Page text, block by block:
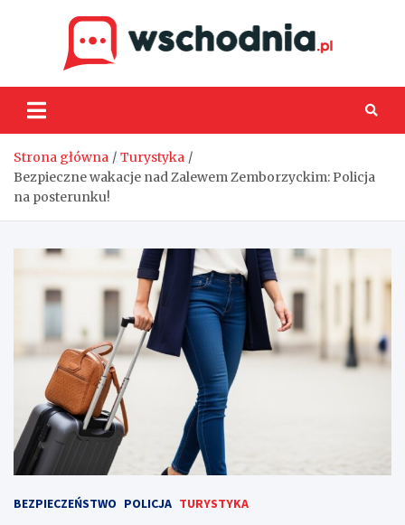
Strona główna
Turystyka
Bezpieczne wakacje nad Zalewem Zemborzyckim: Policja
na posterunku!
BEZPIECZEŃSTWO POLICJA TURYSTYKA